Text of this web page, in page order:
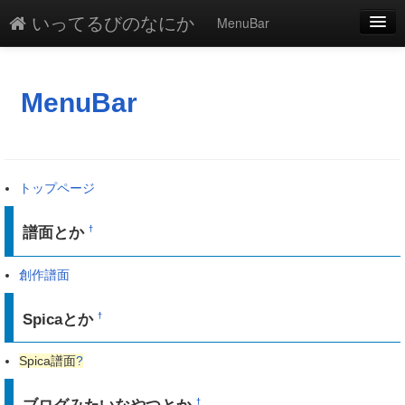
いってるびのなにか
MenuBar
添付
一覧
単語検索
MenuBar
トップページ
譜面とか†
創作譜面
Spicaとか†
Spica譜面?
†